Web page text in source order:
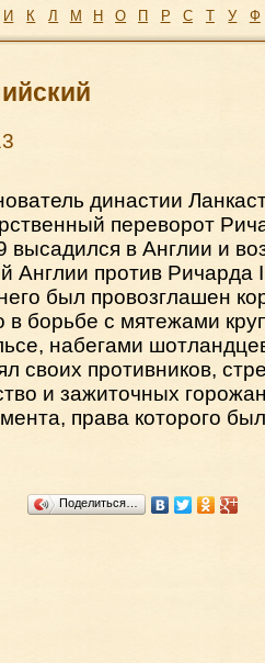
И К Л М Н О П Р С Т У Ф
династии
переворот
высадился в Англии и
Англии против Ричарда
был провозглашен
в борьбе с мятежами
набегами
своих противников,
и зажиточных
права которого
Поделиться…